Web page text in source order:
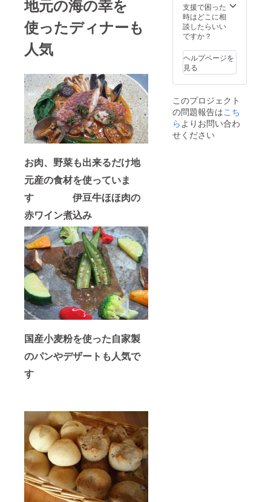
地元の海の幸を
使ったディナーも
人気
お肉、野菜も出来るだけ地
元産の食材を使っていま
す 伊豆牛ほほ肉の
赤ワイン煮込み
国産小麦粉を使った自家製
のパンやデザートも人気で
す
支援で困った
時はどこに相
談したらいい
ですか？
ヘルプページを
見る
このプロジェクト
の問題報告はこち
らよりお問い合わ
せください